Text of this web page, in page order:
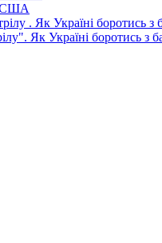
США
Як Україні боротись з